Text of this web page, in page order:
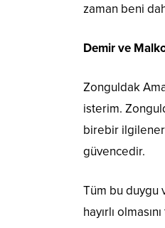
zaman beni
Demir ve
Zonguldak
isterim.
birebir
güvencedir.
Tüm bu duygu
hayırlı